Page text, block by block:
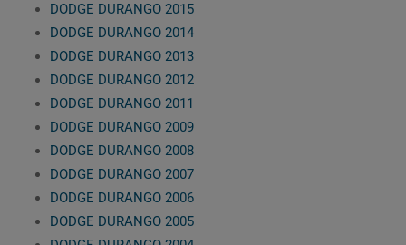
DODGE DURANGO 2015
DODGE DURANGO 2014
DODGE DURANGO 2013
DODGE DURANGO 2012
DODGE DURANGO 2011
DODGE DURANGO 2009
DODGE DURANGO 2008
DODGE DURANGO 2007
DODGE DURANGO 2006
DODGE DURANGO 2005